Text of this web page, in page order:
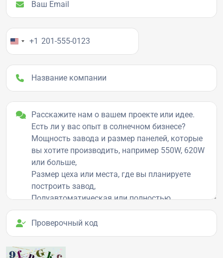
Ваш номер телефона
+1
Название компании
Детали проекта
Проверочный код